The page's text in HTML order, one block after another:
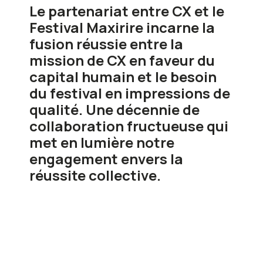
Le partenariat entre CX et le
Festival Maxirire incarne la
fusion réussie entre la
mission de CX en faveur du
capital humain et le besoin
du festival en impressions de
qualité. Une décennie de
collaboration fructueuse qui
met en lumière notre
engagement envers la
réussite collective.